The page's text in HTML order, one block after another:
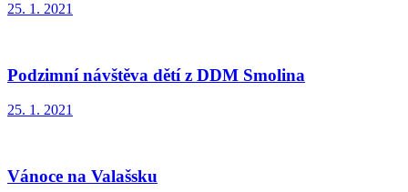
25. 1. 2021
Podzimní návštěva dětí z DDM Smolina
25. 1. 2021
Vánoce na Valašsku